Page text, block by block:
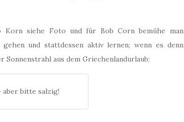
siehe Foto und für Bob Corn bemühe man
und stattdessen aktiv lernen; wenn es denn
aus dem Griechenlandurlaub:
aber bitte salzig!